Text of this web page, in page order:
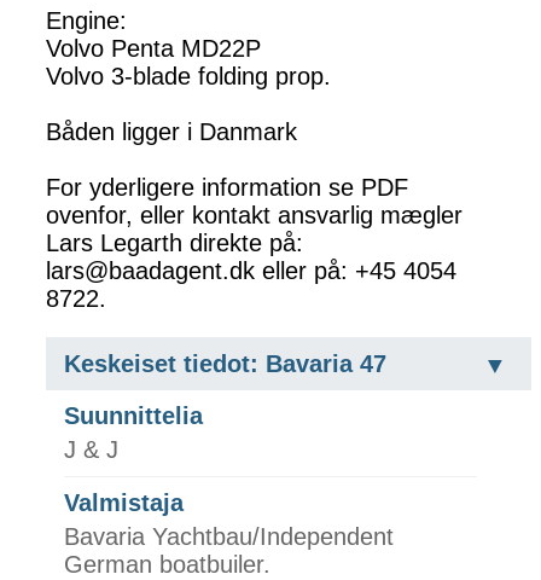
Engine:
Volvo Penta MD22P
Volvo 3-blade folding prop.
Båden ligger i Danmark
For yderligere information se PDF
ovenfor, eller kontakt ansvarlig mægler
Lars Legarth direkte på:
lars@baadagent.dk eller på: +45 4054
8722.
Keskeiset tiedot: Bavaria 47
Suunnittelia
J & J
Valmistaja
Bavaria Yachtbau/Independent
German boatbuiler.